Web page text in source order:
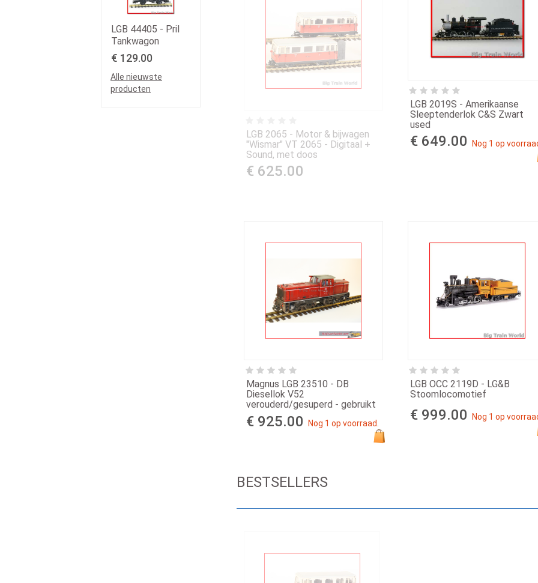
LGB 44405 - Pril
Tankwagon
€ 129.00
Alle nieuwste
producten
LGB 2065 - Motor & bijwagen
"Wismar" VT 2065 - Digitaal +
Sound, met doos
€ 625.00
LGB 2019S - Amerikaanse
Sleeptenderlok C&S Zwart
used
€ 649.00 Nog 1 op
Magnus LGB 23510 - DB
Diesellok V52
verouderd/gesuperd - gebruikt
€ 925.00 Nog 1 op voorraad.
LGB OCC 2119D - LG&B
Stoomlocomotief
€ 999.00 Nog 1 op
BESTSELLERS